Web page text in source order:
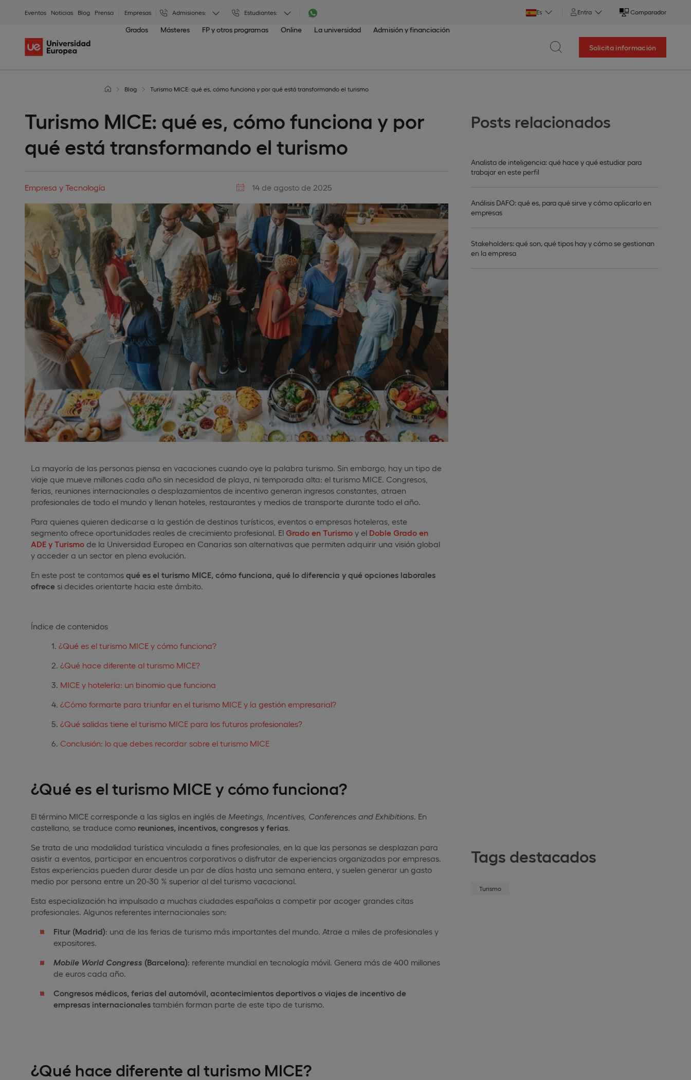
Eventos Noticias Blog Prensa Empresas Admisiones: Estudiantes: Es Entra Comparador
Grados Másteres FP y otros programas Online La universidad Admisión y financiación
Solicita información
Posts relacionados
Analista de inteligencia: qué hace y qué estudiar para
trabajar en este perfil
Análisis DAFO: qué es, para qué sirve y cómo aplicarlo en
empresas
Stakeholders: qué son, qué tipos hay y cómo se gestionan
en la empresa
Tags destacados
Turismo
Blog Turismo MICE: qué es, cómo funciona y por qué está transformando el turismo
Turismo MICE: qué es, cómo funciona y por
qué está transformando el turismo
Empresa y Tecnología 14 de agosto de 2025
La mayoría de las personas piensa en vacaciones cuando oye la palabra turismo. Sin embargo, hay un tipo de
viaje que mueve millones cada año sin necesidad de playa, ni temporada alta: el turismo MICE. Congresos,
ferias, reuniones internacionales o desplazamientos de incentivo generan ingresos constantes, atraen
profesionales de todo el mundo y llenan hoteles, restaurantes y medios de transporte durante todo el año.
Para quienes quieren dedicarse a la gestión de destinos turísticos, eventos o empresas hoteleras, este
segmento ofrece oportunidades reales de crecimiento profesional. El Grado en Turismo y el Doble Grado en
ADE y Turismo de la Universidad Europea en Canarias son alternativas que permiten adquirir una visión global
y acceder a un sector en plena evolución.
En este post te contamos qué es el turismo MICE, cómo funciona, qué lo diferencia y qué opciones laborales
ofrece si decides orientarte hacia este ámbito.
Índice de contenidos
¿Qué es el turismo MICE y cómo funciona?
¿Qué hace diferente al turismo MICE?
MICE y hotelería: un binomio que funciona
¿Cómo formarte para triunfar en el turismo MICE y la gestión empresarial?
¿Qué salidas tiene el turismo MICE para los futuros profesionales?
Conclusión: lo que debes recordar sobre el turismo MICE
¿Qué es el turismo MICE y cómo funciona?
El término MICE corresponde a las siglas en inglés de Meetings, Incentives, Conferences and Exhibitions . En
castellano, se traduce como reuniones, incentivos, congresos y ferias
Se trata de una modalidad turística vinculada a fines profesionales, en la que las personas se desplazan para
asistir a eventos, participar en encuentros corporativos o disfrutar de experiencias organizadas por empresas.
Estas experiencias pueden durar desde un par de días hasta una semana entera, y suelen generar un gasto
medio por persona entre un 20-30 % superior al del turismo vacacional.
Esta especialización ha impulsado a muchas ciudades españolas a competir por acoger grandes citas
profesionales. Algunos referentes internacionales son:
Fitur (Madrid): una de las ferias de turismo más importantes del mundo. Atrae a miles de profesionales y
expositores.
Mobile World Congress (Barcelona): referente mundial en tecnología móvil. Genera más de 400 millones
de euros cada año.
Congresos médicos, ferias del automóvil, acontecimientos deportivos o viajes de incentivo de
empresas internacionales también forman parte de este tipo de turismo.
¿Qué hace diferente al turismo MICE?